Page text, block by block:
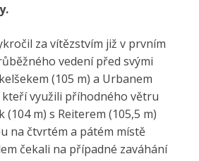
za vítězstvím již v prvním
vedení před svými
(105 m) a Urbanem
kteří využili příhodného větru
(104 m) s Reiterem (105,5 m)
na čtvrtém a pátém místě
čekali na případné zaváhání